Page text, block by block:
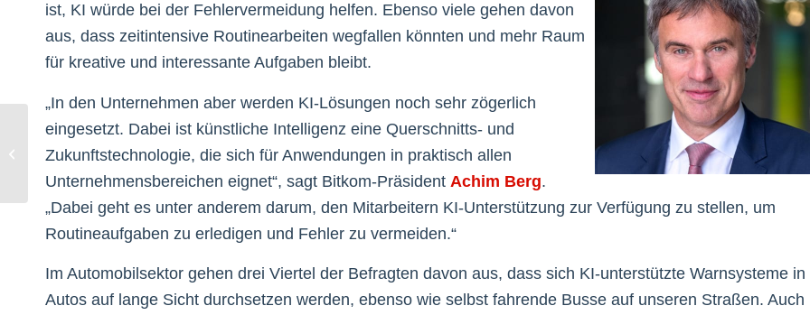
ist, KI würde bei der Fehlervermeidung helfen. Ebenso viele gehen davon
aus, dass zeitintensive Routinearbeiten wegfallen könnten und mehr Raum
für kreative und interessante Aufgaben bleibt.
„In den Unternehmen aber werden KI-Lösungen noch sehr zögerlich
eingesetzt. Dabei ist künstliche Intelligenz eine Querschnitts- und
Zukunftstechnologie, die sich für Anwendungen in praktisch allen
Unternehmensbereichen eignet“, sagt Bitkom-Präsident Achim Berg.
„Dabei geht es unter anderem darum, den Mitarbeitern KI-Unterstützung zur Verfügung zu stellen, um
Routineaufgaben zu erledigen und Fehler zu vermeiden.“
Im Automobilsektor gehen drei Viertel der Befragten davon aus, dass sich KI-unterstützte Warnsysteme in
Autos auf lange Sicht durchsetzen werden, ebenso wie selbst fahrende Busse auf unseren Straßen. Auch
richtigen Mindset